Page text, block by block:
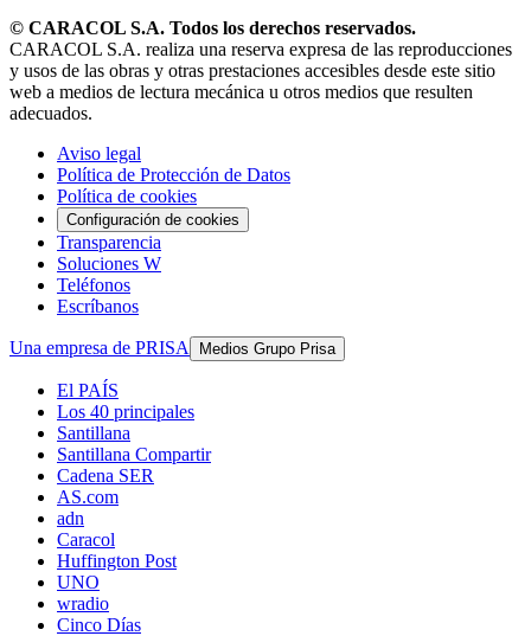
© CARACOL S.A. Todos los derechos reservados.
CARACOL S.A. realiza una reserva expresa de las reproducciones
y usos de las obras y otras prestaciones accesibles desde este sitio
web a medios de lectura mecánica u otros medios que resulten
adecuados.
Aviso legal
Política de Protección de Datos
Política de cookies
Configuración de cookies
Transparencia
Soluciones W
Teléfonos
Escríbanos
Una empresa de PRISA Medios Grupo Prisa
El PAÍS
Los 40 principales
Santillana
Santillana Compartir
Cadena SER
AS.com
adn
Caracol
Huffington Post
UNO
wradio
Cinco Días